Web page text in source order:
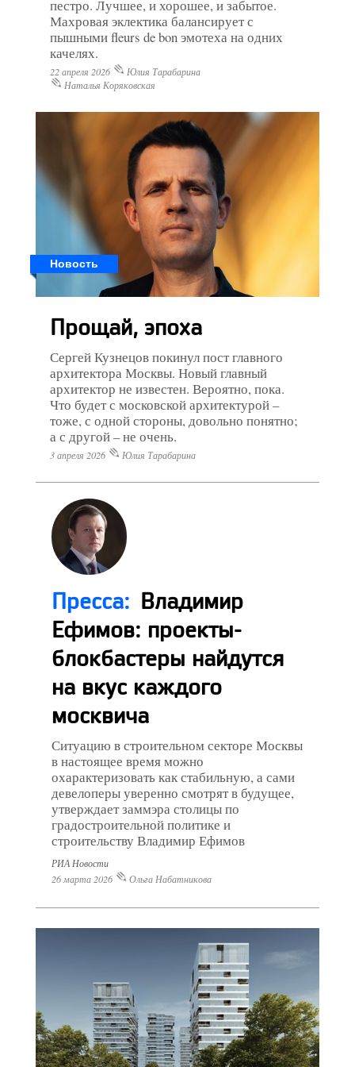
пестро. Лучшее, и хорошее, и забытое.
Махровая эклектика балансирует с
пышными fleurs de bon эмотеха на одних
качелях.
22 апреля 2026
Юлия Тарабарина
Наталья Коряковская
Новость
Прощай, эпоха
Сергей Кузнецов покинул пост главного
архитектора Москвы. Новый главный
архитектор не известен. Вероятно, пока.
Что будет с московской архитектурой –
тоже, с одной стороны, довольно понятно;
а с другой – не очень.
3 апреля 2026 Юлия Тарабарина
Пресса: Владимир
Ефимов: проекты-
блокбастеры найдутся
на вкус каждого
москвича
Ситуацию в строительном секторе Москвы
в настоящее время можно
охарактеризовать как стабильную, а сами
девелоперы уверенно смотрят в будущее,
утверждает заммэра столицы по
градостроительной политике и
строительству Владимир Ефимов
РИА Новости
26 марта 2026
Ольга Набатникова